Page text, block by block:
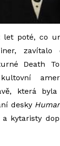
let poté, co
zavítalo
Death
která
desky
a kytaristy